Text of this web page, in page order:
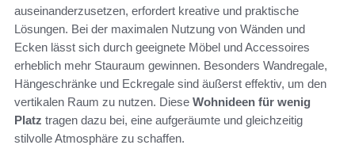
auseinanderzusetzen, erfordert kreative und praktische
Lösungen. Bei der maximalen Nutzung von Wänden und
Ecken lässt sich durch geeignete Möbel und Accessoires
erheblich mehr Stauraum gewinnen. Besonders Wandregale,
Hängeschränke und Eckregale sind äußerst effektiv, um den
vertikalen Raum zu nutzen. Diese Wohnideen für wenig
Platz tragen dazu bei, eine aufgeräumte und gleichzeitig
stilvolle Atmosphäre zu schaffen.